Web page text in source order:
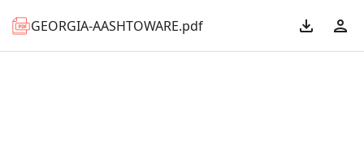
GEORGIA-AASHTOWARE.pdf